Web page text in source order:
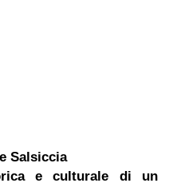
Salsiccia
e culturale di un